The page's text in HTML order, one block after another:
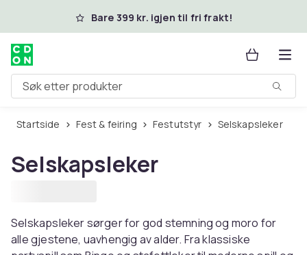
Hopp til hovedinnholdBare 399 kr. igjen til fri frakt!
Søk etter produkter
Startside Fest & feiring Festutstyr Selskapsleker
Selskapsleker
Selskapsleker sørger for god stemning og moro for
alle gjestene, uavhengig av alder. Fra klassiske